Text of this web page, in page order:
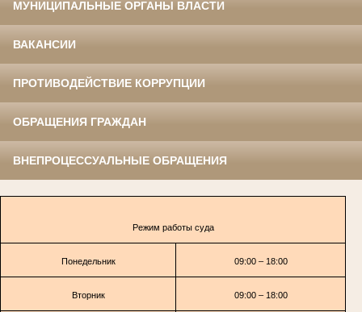
МУНИЦИПАЛЬНЫЕ ОРГАНЫ ВЛАСТИ
ВАКАНСИИ
ПРОТИВОДЕЙСТВИЕ КОРРУПЦИИ
ОБРАЩЕНИЯ ГРАЖДАН
ВНЕПРОЦЕССУАЛЬНЫЕ ОБРАЩЕНИЯ
Режим работы суда
Понедельник 09:00 – 18:00
Вторник 09:00 – 18:00